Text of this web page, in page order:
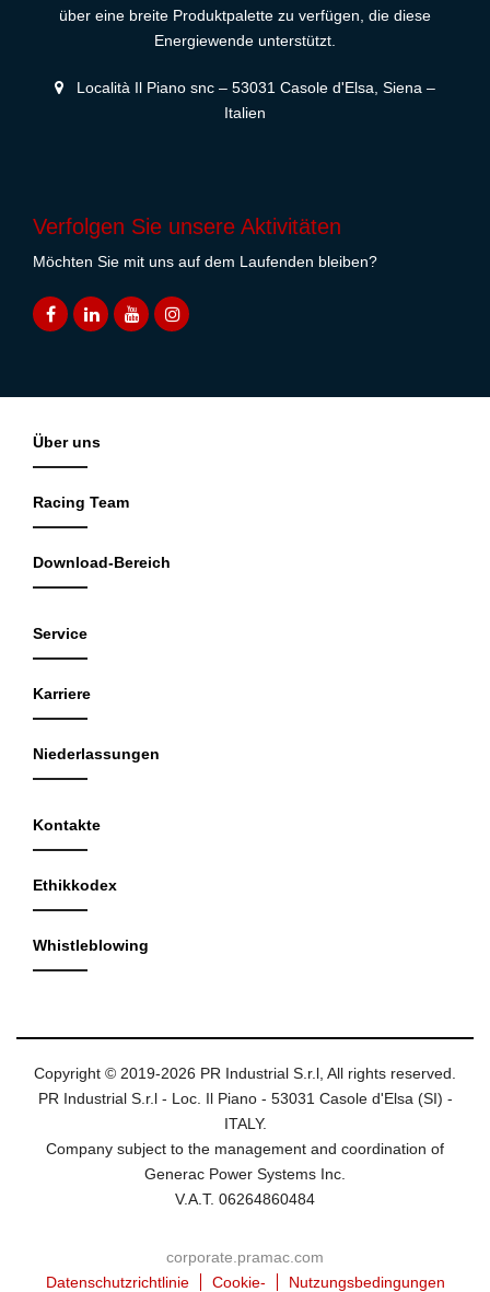
über eine breite Produktpalette zu verfügen, die diese
Energiewende unterstützt.
Località Il Piano snc – 53031 Casole d'Elsa, Siena –
Italien
Verfolgen Sie unsere Aktivitäten
Möchten Sie mit uns auf dem Laufenden bleiben?
Über uns
Racing Team
Download-Bereich
Service
Karriere
Niederlassungen
Kontakte
Ethikkodex
Whistleblowing
Copyright © 2019-2026 PR Industrial S.r.l, All rights reserved.
PR Industrial S.r.l - Loc. Il Piano - 53031 Casole d'Elsa (SI) -
ITALY.
Company subject to the management and coordination of
Generac Power Systems Inc.
V.A.T. 06264860484
corporate.pramac.com
Datenschutzrichtlinie
Cookie- Nutzungsbedingungen